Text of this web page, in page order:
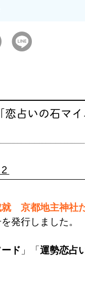
占いの石マ
就 京都地主神社
を発行しました
ド 」「運勢恋占